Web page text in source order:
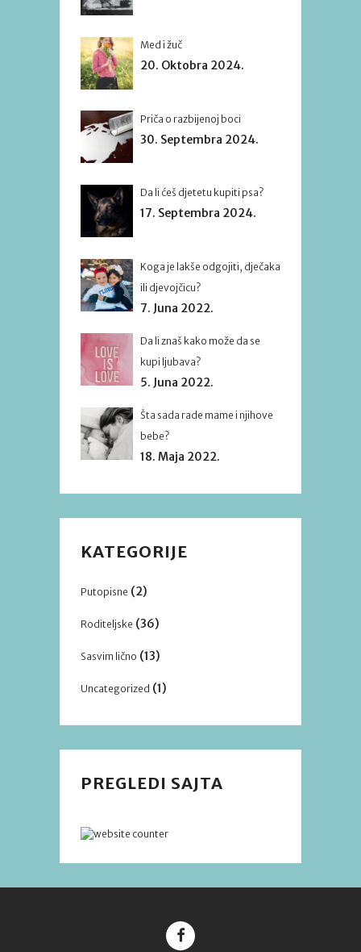
Med i žuč
20. Oktobra 2024.
Priča o razbijenoj boci
30. Septembra 2024.
Da li ćeš djetetu kupiti psa?
17. Septembra 2024.
Koga je lakše odgojiti, dječaka
ili djevojčicu?
7. Juna 2022.
Da li znaš kako može da se
kupi ljubava?
5. Juna 2022.
Šta sada rade mame i njihove
bebe?
18. Maja 2022.
KATEGORIJE
Putopisne (2)
Roditeljske (36)
Sasvim lično (13)
Uncategorized (1)
PREGLEDI SAJTA